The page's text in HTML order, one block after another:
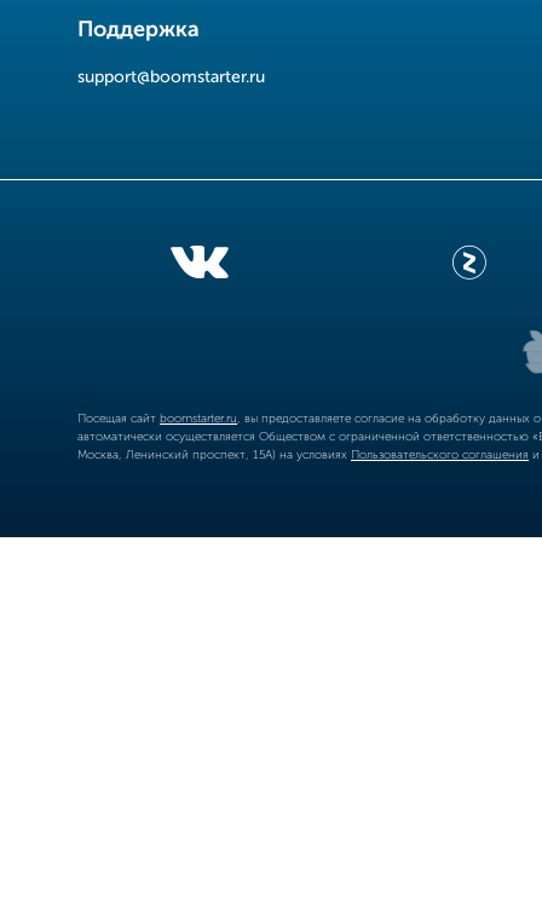
Поддержка
support@boomstarter.ru
Посещая сайт boomstarter.ru , вы предоставляете согласие на обработку
автоматически осуществляется Обществом с ограниченной
Москва, Ленинский проспект, 15А) на условиях Пользовательского соглашения и